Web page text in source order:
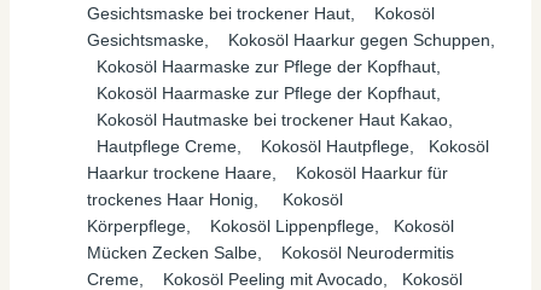
Gesichtsmaske bei trockener Haut, Kokosöl
Gesichtsmaske, Kokosöl Haarkur gegen Schuppen,
Kokosöl Haarmaske zur Pflege der Kopfhaut,
Kokosöl Haarmaske zur Pflege der Kopfhaut,
Kokosöl Hautmaske bei trockener Haut Kakao,
Hautpflege Creme, Kokosöl Hautpflege, Kokosöl
Haarkur trockene Haare, Kokosöl Haarkur für
trockenes Haar Honig, Kokosöl
Körperpflege, Kokosöl Lippenpflege, Kokosöl
Mücken Zecken Salbe, Kokosöl Neurodermitis
Creme, Kokosöl Peeling mit Avocado, Kokosöl